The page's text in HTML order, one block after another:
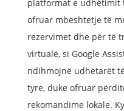
platformat e udhëtimit
ofruar mbështetje të
rezervimet dhe për të
virtualë, si Google
ndihmojnë udhëtarët
tyre, duke ofruar
rekomandime lokale.